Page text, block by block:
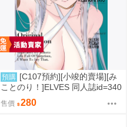
預購 [C107預約][小竣的賣場][み
ことのり！]ELVES 同人誌id=340
售價 280